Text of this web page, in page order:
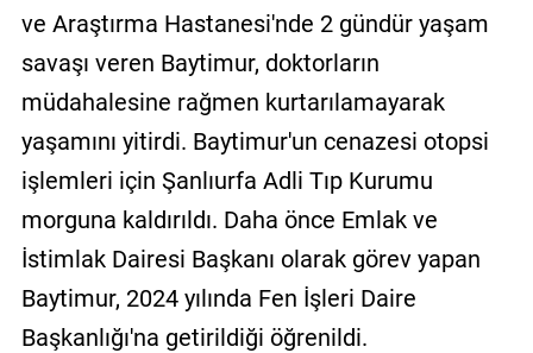
ve Araştırma Hastanesi'nde 2 gündür yaşam
savaşı veren Baytimur, doktorların
müdahalesine rağmen kurtarılamayarak
yaşamını yitirdi. Baytimur'un cenazesi otopsi
işlemleri için Şanlıurfa Adli Tıp Kurumu
morguna kaldırıldı. Daha önce Emlak ve
İstimlak Dairesi Başkanı olarak görev yapan
Baytimur, 2024 yılında Fen İşleri Daire
Başkanlığı'na getirildiği öğrenildi.